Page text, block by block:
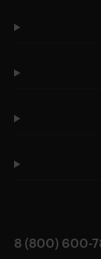
8 (800) 600-